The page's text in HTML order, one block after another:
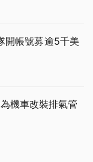
開帳號募逾5千美
機車改裝排氣管